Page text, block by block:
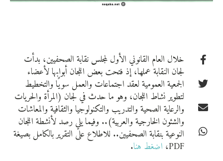
خلال العام القانوني الأول لمجلس نقابة الصحفيين، بدأت
لجان النقابة عملها، إذ فتحت بعض اللجان أبوابها لأعضاء
الجمعية العمومية لعقد اجتماعات والعمل سويًا والتخطيط
لتطوير نشاط اللجان، وهو ما حدث في لجان (المرأة والحريات
والرعاية الصحية والتدريب والتكنولوجيا والثقافية والمعاشات
والشئون الخارجية والعربية).. وفيما يلي رصد لأنشطة اللجان
النوعية بنقابة الصحفيين.. للاطلاع على التقرير بالكامل بصيغة
PDF، اضغط هنا.